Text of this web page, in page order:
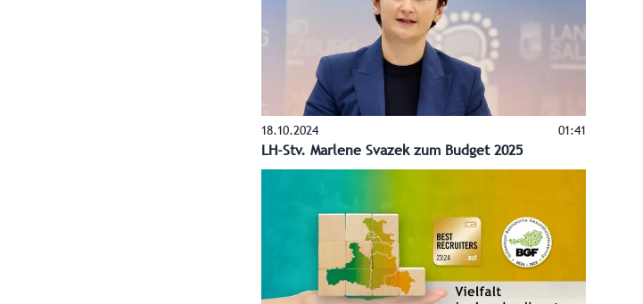
18.10.2024 01:41
LH-Stv. Marlene Svazek zum Budget 2025